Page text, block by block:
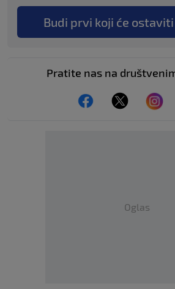
Budi prvi koji će
Pratite nas na
Oglas